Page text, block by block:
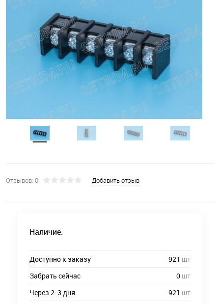
Отзывов: 0 Добавить отзыв
Наличие:
Доступно к заказу 921 шт
Забрать сейчас
0 шт
Через 2-3 дня
921 шт